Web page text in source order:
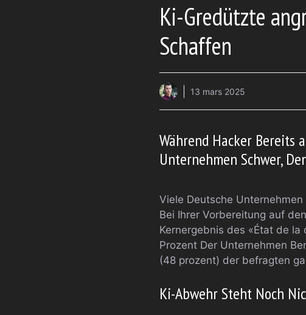
Ki-Gredützte
Schaffen
13 mars 2025
Während Hacker Bereits
Unternehmen Schwer,
Viele Deutsche
Bei Ihrer Vorbereitung auf
Kernergebnis des «État de
Prozent Der Unternehmen
(48 prozent) der befragten
Ki-Abwehr Steht Noch